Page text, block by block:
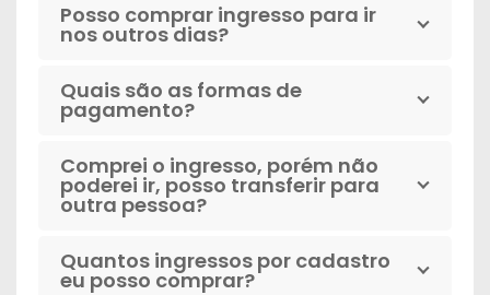
Posso comprar ingresso para ir
nos outros dias?
Quais são as formas de
pagamento?
Comprei o ingresso, porém não
poderei ir, posso transferir para
outra pessoa?
Quantos ingressos por cadastro
eu posso comprar?